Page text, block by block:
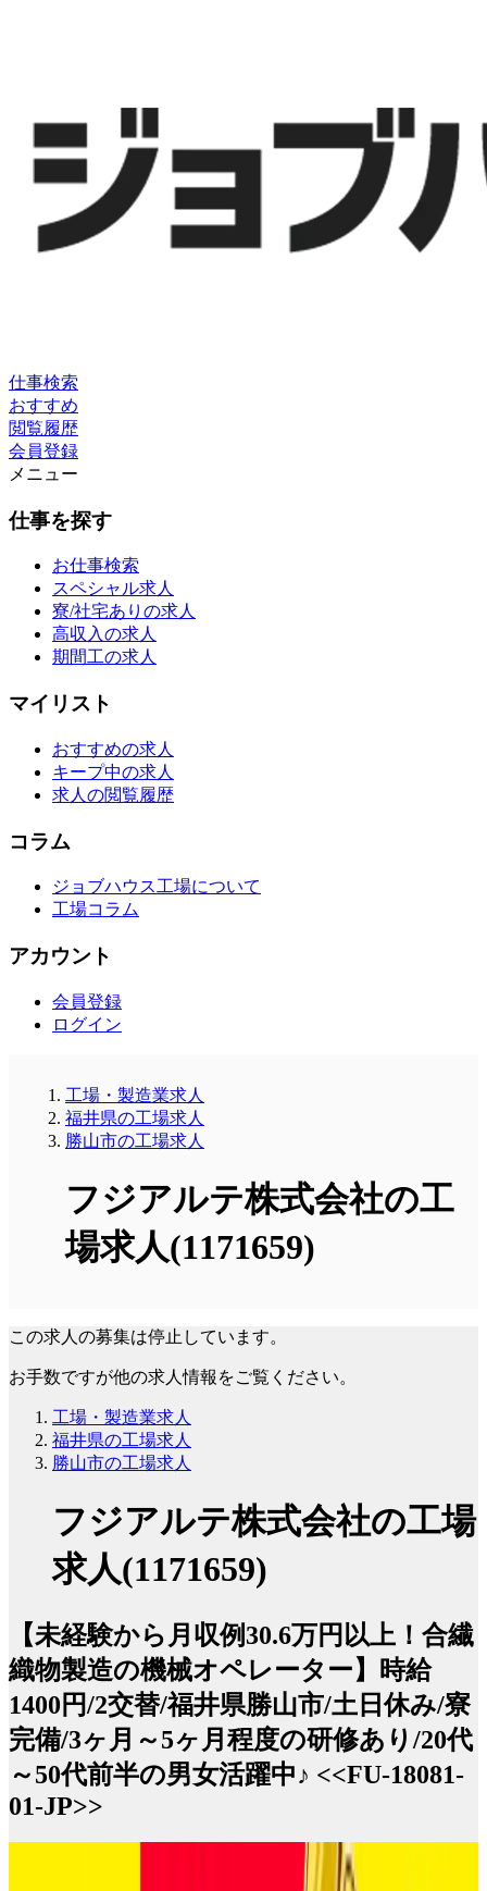
仕事検索
おすすめ
閲覧履歴
会員登録
メニュー
仕事を探す
お仕事検索
スペシャル求人
寮/社宅ありの求人
高収入の求人
期間工の求人
マイリスト
おすすめの求人
キープ中の求人
求人の閲覧履歴
コラム
ジョブハウス工場について
工場コラム
アカウント
会員登録
ログイン
工場・製造業求人
福井県の工場求人
勝山市の工場求人
フジアルテ株式会社の工
場求人(1171659)
この求人の募集は停止しています。
お手数ですが他の求人情報をご覧ください。
工場・製造業求人
福井県の工場求人
勝山市の工場求人
フジアルテ株式会社の工場
求人(1171659)
【未経験から月収例30.6万円以上！合繊
織物製造の機械オペレーター】時給
1400円/2交替/福井県勝山市/土日休み/寮
完備/3ヶ月～5ヶ月程度の研修あり/20代
～50代前半の男女活躍中♪ <<FU-18081-
01-JP>>